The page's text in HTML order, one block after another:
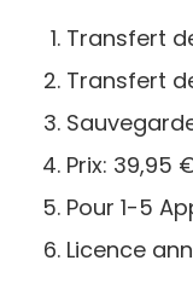
Transfert
Transfert
Prix: 39,95
Pour 1-5
Licence